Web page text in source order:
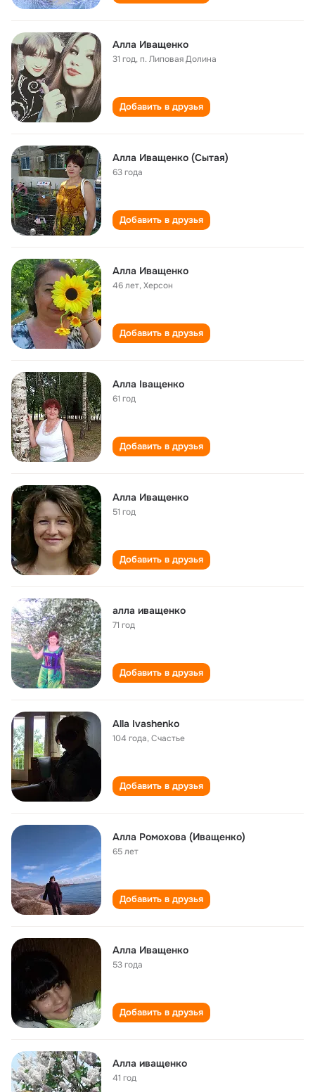
Алла Иващенко
31 год,п. Липовая Долина
Добавить в друзья
Алла Иващенко (Сытая)
63 года
Добавить в друзья
Алла Иващенко
46 лет,Херсон
Добавить в друзья
Алла Іващенко
61 год
Добавить в друзья
Алла Иващенко
51 год
Добавить в друзья
алла иващенко
71 год
Добавить в друзья
Alla Ivashenko
104 года,Счастье
Добавить в друзья
Алла Ромохова (Иващенко)
65 лет
Добавить в друзья
Алла Иващенко
53 года
Добавить в друзья
Алла иващенко
41 год